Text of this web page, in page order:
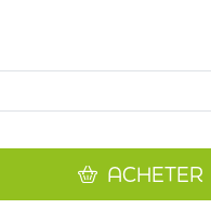
ACHETER